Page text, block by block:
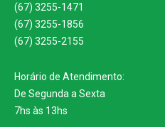
(67) 3255-1471
(67) 3255-1856
(67) 3255-2155
Horário de Atendimento:
De Segunda a Sexta
7hs às 13hs